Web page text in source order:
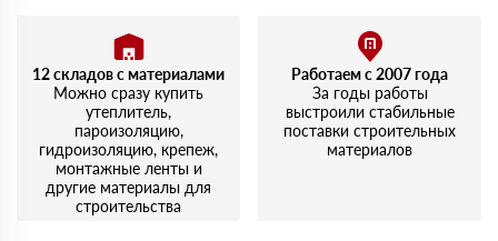
12 складов с материалами
Можно сразу купить
утеплитель,
пароизоляцию,
гидроизоляцию, крепеж,
монтажные ленты и
другие материалы для
строительства
Работаем с 2007 года
За годы работы
выстроили стабильные
поставки строительных
материалов